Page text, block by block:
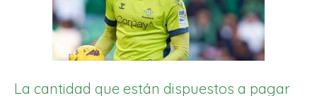
La cantidad que están dispuestos a pagar